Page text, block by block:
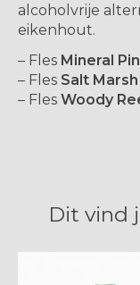
alcoholvrije
eikenhout.
– Fles Mineral
– Fles Salt
– Fles Woody
Dit vind
Items van